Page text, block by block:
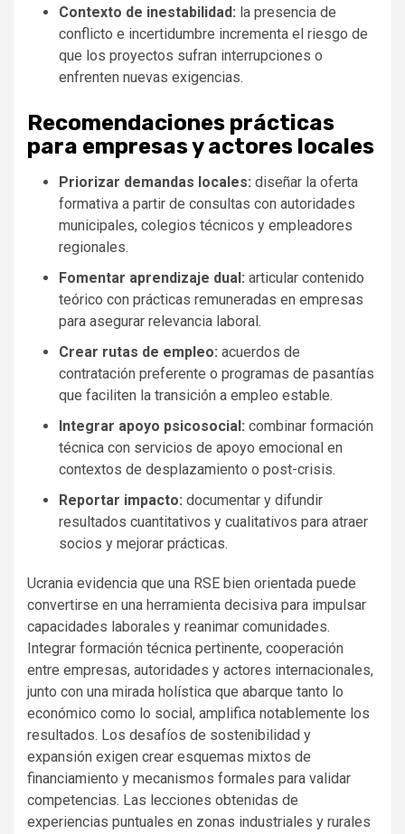
Contexto de inestabilidad: la presencia de
conflicto e incertidumbre incrementa el riesgo de
que los proyectos sufran interrupciones o
enfrenten nuevas exigencias.
Recomendaciones prácticas
para empresas y actores locales
Priorizar demandas locales: diseñar la oferta
formativa a partir de consultas con autoridades
municipales, colegios técnicos y empleadores
regionales.
Fomentar aprendizaje dual: articular contenido
teórico con prácticas remuneradas en empresas
para asegurar relevancia laboral.
Crear rutas de empleo: acuerdos de
contratación preferente o programas de pasantías
que faciliten la transición a empleo estable.
Integrar apoyo psicosocial: combinar formación
técnica con servicios de apoyo emocional en
contextos de desplazamiento o post-crisis.
Reportar impacto: documentar y difundir
resultados cuantitativos y cualitativos para atraer
socios y mejorar prácticas.
Ucrania evidencia que una RSE bien orientada puede
convertirse en una herramienta decisiva para impulsar
capacidades laborales y reanimar comunidades.
Integrar formación técnica pertinente, cooperación
entre empresas, autoridades y actores internacionales,
junto con una mirada holística que abarque tanto lo
económico como lo social, amplifica notablemente los
resultados. Los desafíos de sostenibilidad y
expansión exigen crear esquemas mixtos de
financiamiento y mecanismos formales para validar
competencias. Las lecciones obtenidas de
experiencias puntuales en zonas industriales y rurales